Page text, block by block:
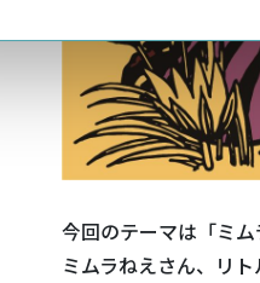
今回のテーマは「ミム
ミムラねえさん、リ